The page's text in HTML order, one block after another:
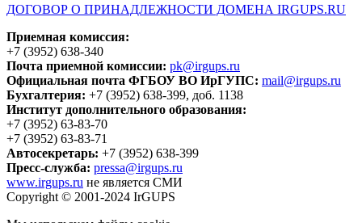
ДОГОВОР О ПРИНАДЛЕЖНОСТИ ДОМЕНА IRGUPS.RU
Приемная комиссия:
+7 (3952) 638-340
Почта приемной комиссии: pk@irgups.ru
Официальная почта ФГБОУ ВО ИрГУПС: mail@irgups.ru
Бухгалтерия: +7 (3952) 638-399, доб. 1138
Институт дополнительного образования:
+7 (3952) 63-83-70
+7 (3952) 63-83-71
Автосекретарь: +7 (3952) 638-399
Пресс-служба: pressa@irgups.ru
www.irgups.ru не является СМИ
Copyright © 2001-2024 IrGUPS